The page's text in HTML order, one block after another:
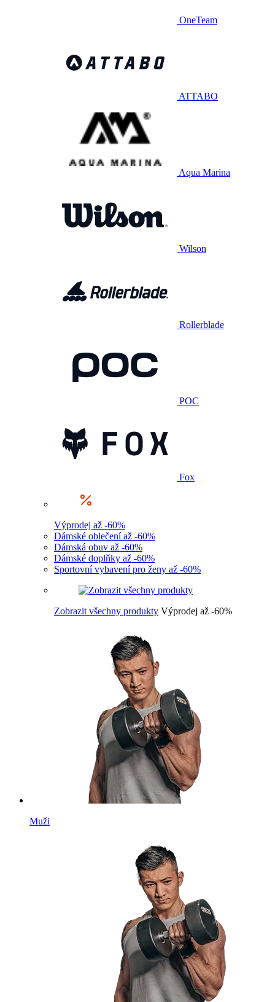
OneTeam
ATTABO
Aqua Marina
Wilson
Rollerblade
POC
Fox
Výprodej až -60%
Dámské oblečení až -60%
Dámská obuv až -60%
Dámské doplňky až -60%
Sportovní vybavení pro ženy až -60%
Zobrazit všechny produkty Výprodej až -60%
Muži